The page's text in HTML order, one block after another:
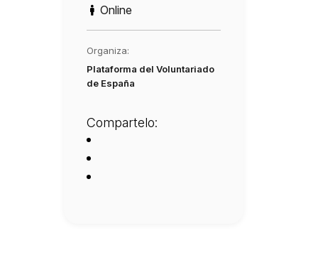
Online
Organiza:
Plataforma del Voluntariado
de España
Compartelo: